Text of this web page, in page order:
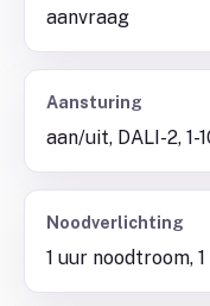
aanvraag
Aansturing
aan/uit, DALI-2, 1-
Noodverlichting
1 uur noodtroom,